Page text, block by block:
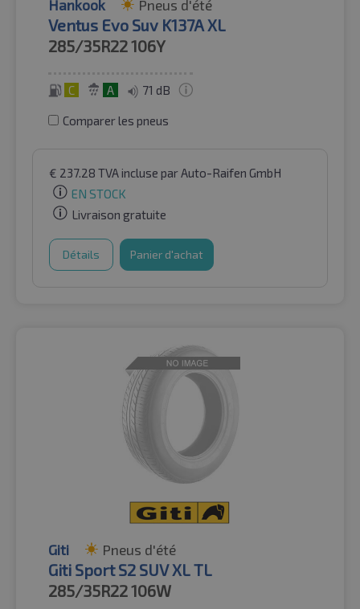
Hankook Pneus d'été
Ventus Evo Suv K137A XL
285/35R22106Y
C A 71 dB
Comparer les pneus
€ 237.28 TVA incluse par Auto-Raifen GmbH
EN STOCK
Livraison gratuite
Détails Panier d'achat
Giti Pneus d'été
Giti Sport S2 SUV XL TL
285/35R22106W